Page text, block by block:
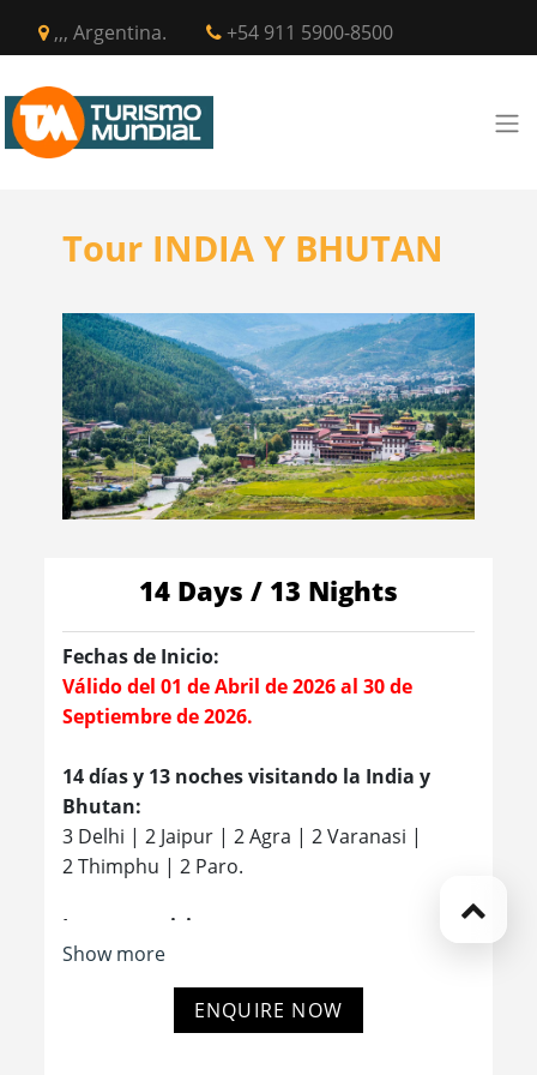
,,, Argentina. +54 911 5900-8500
Tour INDIA Y BHUTAN
14 Days / 13 Nights
Fechas de Inicio:
Válido del 01 de Abril de 2026 al 30 de
Septiembre de 2026.
14 días y 13 noches visitando la India y
Bhutan:
3 Delhi | 2 Jaipur | 2 Agra | 2 Varanasi |
2 Thimphu | 2 Paro.
Lugares a visitar:
- El Fuerte Rojo
- Jama Masjid
- Bazar Chandni Chowk
Show more
ENQUIRE NOW